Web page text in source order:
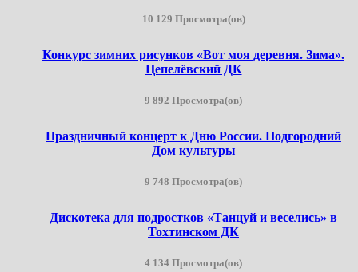
10 129 Просмотра(ов)
Конкурс зимних рисунков «Вот моя деревня. Зима».
Цепелёвский ДК
9 892 Просмотра(ов)
Праздничный концерт к Дню России. Подгородний
Дом культуры
9 748 Просмотра(ов)
Дискотека для подростков «Танцуй и веселись» в
Тохтинском ДК
4 134 Просмотра(ов)